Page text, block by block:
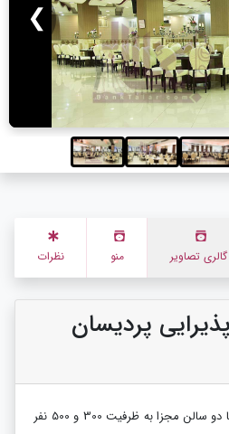
❯
گالری تصاویر منو نظرات
پردیسان
با دو سالن مجزا به ظرفیت 300 و 500 نفر